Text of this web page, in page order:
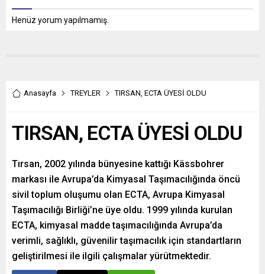
Henüz yorum yapılmamış.
Anasayfa TREYLER TIRSAN, ECTA ÜYESİ OLDU
TIRSAN, ECTA ÜYESİ OLDU
Tırsan, 2002 yılında bünyesine kattığı Kässbohrer
markası ile Avrupa’da Kimyasal Taşımacılığında öncü
sivil toplum oluşumu olan ECTA, Avrupa Kimyasal
Taşımacılığı Birliği’ne üye oldu. 1999 yılında kurulan
ECTA, kimyasal madde taşımacılığında Avrupa’da
verimli, sağlıklı, güvenilir taşımacılık için standartların
geliştirilmesi ile ilgili çalışmalar yürütmektedir.